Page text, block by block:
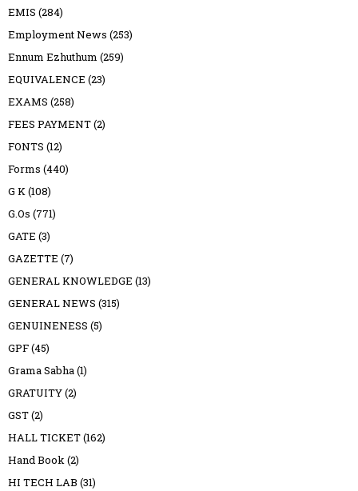
EMIS (284)
Employment News (253)
Ennum Ezhuthum (259)
EQUIVALENCE (23)
EXAMS (258)
FEES PAYMENT(2)
FONTS (12)
Forms (440)
G K(108)
G.Os (771)
GATE (3)
GAZETTE (7)
GENERAL KNOWLEDGE (13)
GENERAL NEWS (315)
GENUINENESS (5)
GPF(45)
Grama Sabha(1)
GRATUITY(2)
GST(2)
HALL TICKET(162)
Hand Book(2)
HI TECH LAB (31)